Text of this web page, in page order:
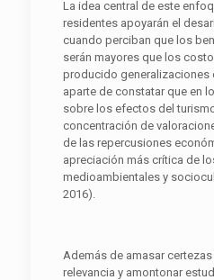
La idea central de este
residentes apoyarán el
cuando perciban que los
serán mayores que los
producido generalizaciones
aparte de constatar que en
sobre los efectos del
concentración de
de las repercusiones
apreciación más crítica de
medioambientales y
2016).
Además de amasar
relevancia y amontonar